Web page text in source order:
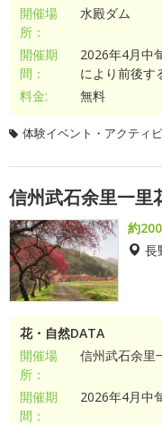
開催場
所：
水殿ダム
開催期
間：
2026年4月中
により前後す
料金:
無料
体験イベント・アクティ
信州武石余里一里
約
長
花・自然DATA
開催場
所：
信州武石余里
開催期
間：
2026年4月中